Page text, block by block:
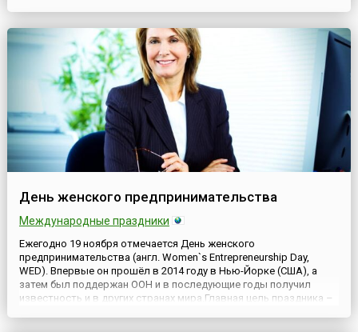
других странах Ка...
День женского предпринимательства
Международные праздники
Ежегодно 19 ноября отмечается День женского
предпринимательства (англ. Women`s Entrepreneurship Day,
WED). Впервые он прошёл в 2014 году в Нью-Йорке (США), а
затем был поддержан ООН и в последующие годы получил
известность и в других странах мира.Главная цель праздника –